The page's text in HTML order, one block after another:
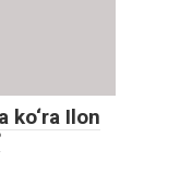
ko‘ra Ilon